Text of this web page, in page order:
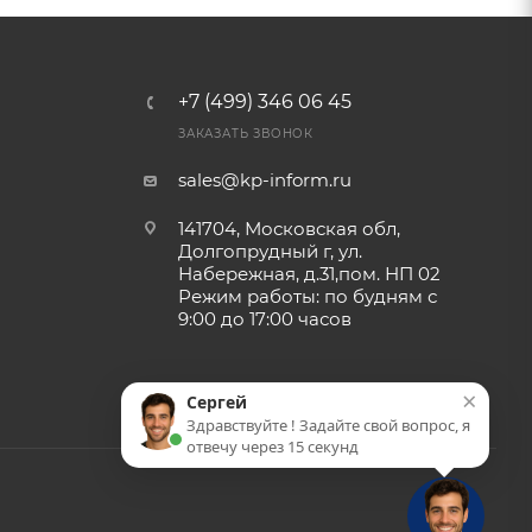
+7 (499) 346 06 45
ЗАКАЗАТЬ ЗВОНОК
sales@kp-inform.ru
141704, Московская обл,
Долгопрудный г, ул.
Набережная, д.31,пом. НП 02
Режим работы: по будням с
9:00 до 17:00 часов
×
Сергей
Здравствуйте ! Задайте свой вопрос, я
отвечу через 15 секунд